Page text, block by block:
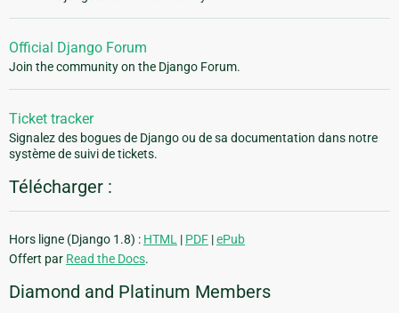
Official Django Forum
Join the community on the Django Forum.
Ticket tracker
Signalez des bogues de Django ou de sa documentation dans notre
système de suivi de tickets.
Télécharger :
Hors ligne (Django 1.8) : HTML | PDF |ePub
Offert par Read the Docs.
Diamond and Platinum Members